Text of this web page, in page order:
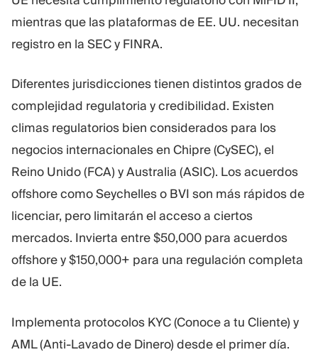
mientras que las plataformas de EE. UU. necesitan
registro en la SEC y FINRA.
Diferentes jurisdicciones tienen distintos grados de
complejidad regulatoria y credibilidad. Existen
climas regulatorios bien considerados para los
negocios internacionales en Chipre (CySEC), el
Reino Unido (FCA) y Australia (ASIC). Los acuerdos
offshore como Seychelles o BVI son más rápidos de
licenciar, pero limitarán el acceso a ciertos
mercados. Invierta entre $50,000 para acuerdos
offshore y $150,000+ para una regulación completa
de la UE.
Implementa protocolos KYC (Conoce a tu Cliente) y
AML (Anti-Lavado de Dinero) desde el primer día.